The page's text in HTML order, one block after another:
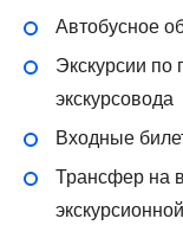
Автобусное
Экскурсии по
экскурсовода
Входные
Трансфер на